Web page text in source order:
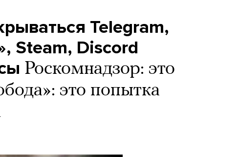
Telegram,
Steam, Discord
Роскомнадзор: это
это попытка